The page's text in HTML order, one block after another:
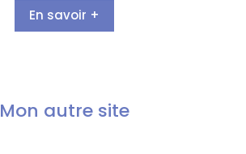
En savoir +
Mon autre site